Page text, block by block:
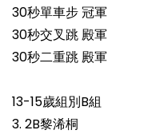
30秒單車步 冠軍
30秒交叉跳 殿軍
30秒二重跳 殿軍
13-15歲組別B組
3. 2B黎浠桐